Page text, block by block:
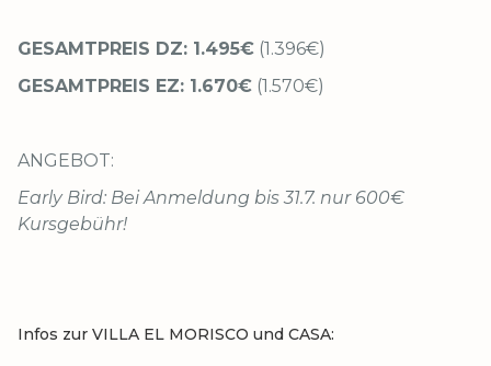
GESAMTPREIS DZ: 1.495€ (1.396€)
GESAMTPREIS EZ: 1.670€ (1.570€)
ANGEBOT:
Early Bird: Bei Anmeldung bis 31.7. nur 600€
Kursgebühr!
Infos zur VILLA EL MORISCO und CASA: